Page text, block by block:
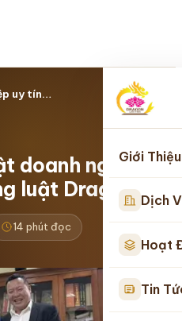
Giới Thiệu
Dịch
Hoạt
Tin
uy tín…
doanh nghiệp
luật Dragon
14 phút đọc